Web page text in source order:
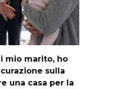
mio marito, ho
sulla
una casa per la